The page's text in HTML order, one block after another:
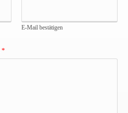
E-Mail bestätigen
*